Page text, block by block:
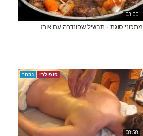
03:00
מתכוני סוגת - תבשיל שפונדרה עם אורז
08:58
פופולרי נבחר